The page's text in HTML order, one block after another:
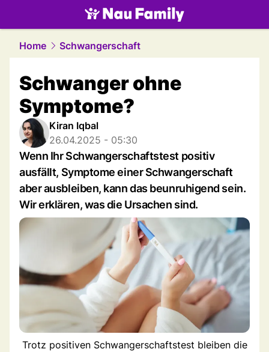
family.NAU.ch
Home Schwangerschaft
Schwanger ohne
Symptome?
Kiran Iqbal
26.04.2025 - 05:30
Wenn Ihr Schwangerschaftstest positiv
ausfällt, Symptome einer Schwangerschaft
aber ausbleiben, kann das beunruhigend sein.
Wir erklären, was die Ursachen sind.
Trotz positiven Schwangerschaftstest bleiben die